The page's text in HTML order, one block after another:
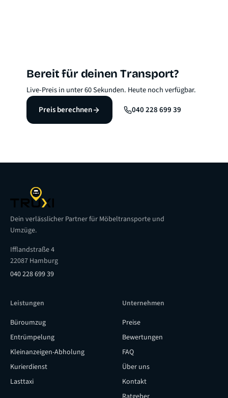
Bereit für deinen Transport?
Live-Preis in unter 60 Sekunden. Heute noch verfügbar.
Preis berechnen
040 228 699 39
Dein verlässlicher Partner für Möbeltransporte und
Umzüge.
Ifflandstraße 4
22087 Hamburg
040 228 699 39
Leistungen
Büroumzug
Entrümpelung
Kleinanzeigen-Abholung
Kurierdienst
Lasttaxi
Unternehmen
Preise
Bewertungen
FAQ
Über uns
Kontakt